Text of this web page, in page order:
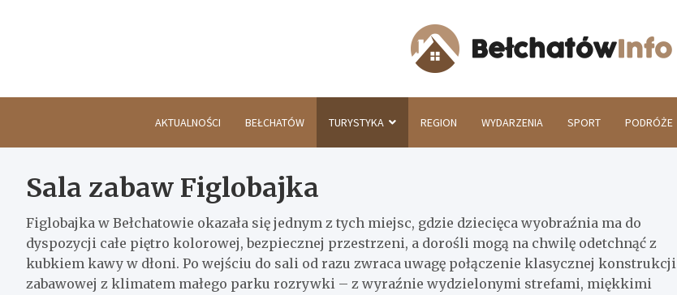
AKTUALNOŚCI BEŁCHATÓW TURYSTYKA REGION WYDARZENIA SPORT PODRÓŻE
Sala zabaw Figlobajka
Figlobajka w Bełchatowie okazała się jednym z tych miejsc, gdzie dziecięca wyobraźnia ma do
dyspozycji całe piętro kolorowej, bezpiecznej przestrzeni, a dorośli mogą na chwilę odetchnąć z
kubkiem kawy w dłoni. Po wejściu do sali od razu zwraca uwagę połączenie klasycznej konstrukcji
zabawowej z klimatem małego parku rozrywki – z wyraźnie wydzielonymi strefami, miękkimi